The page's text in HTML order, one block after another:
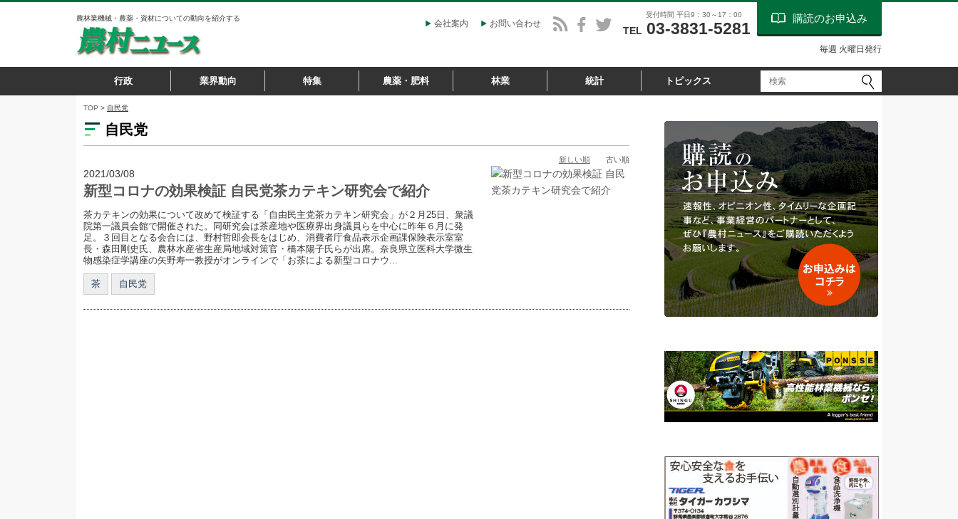
農林業機械・農薬・資材についての動向を紹介する
会社案内 お問い合わせ
受付時間 平日9：30～17：00
TEL 03-3831-5281
購読のお申込み
毎週 火曜日発行
行政 業界動向 特集 農薬・肥料 林業 統計 トピックス
TOP > 自民党
自民党
新しい順 古い順
2021/03/08
新型コロナの効果検証 自民党茶カテキン研究会で紹介
茶カテキンの効果について改めて検証する「自由民主党茶カテキン研究会」が２月25日、衆議
院第一議員会館で開催された。同研究会は茶産地や医療界出身議員らを中心に昨年６月に発
足。３回目となる会合には、野村哲郎会長をはじめ、消費者庁食品表示企画課保険表示室室
長・森田剛史氏、農林水産省生産局地域対策官・橋本陽子氏らが出席。奈良県立医科大学微生
物感染症学講座の矢野寿一教授がオンラインで「お茶による新型コロナウ...
茶 自民党